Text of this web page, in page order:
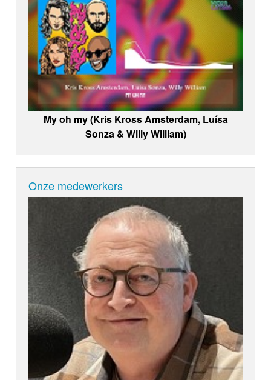
My oh my (Kris Kross Amsterdam, Luísa
Sonza & Willy William)
Onze medewerkers